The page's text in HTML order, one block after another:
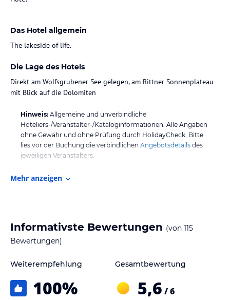
Das Hotel allgemein
The lakeside of life.
Die Lage des Hotels
Direkt am Wolfsgrubener See gelegen, am Rittner Sonnenplateau
mit Blick auf die Dolomiten
Hinweis: Allgemeine und unverbindliche
Hoteliers-/Veranstalter-/Kataloginformationen. Alle Angaben
ohne Gewähr und ohne Prüfung durch HolidayCheck. Bitte
lies vor der Buchung die verbindlichen Angebotsdetails des
jeweiligen Veranstalters.
Mehr anzeigen
Informativste Bewertungen (von 115
Bewertungen)
Weiterempfehlung
100%
Gesamtbewertung
5,6 / 6